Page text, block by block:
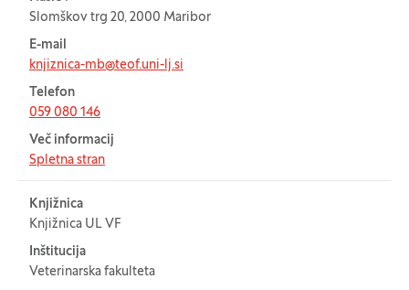
Slomškov trg 20, 2000 Maribor
E-mail
knjiznica-mb@teof.uni-lj.si
Telefon
059 080 146
Več informacij
Spletna stran
Knjižnica
Knjižnica UL VF
Inštitucija
Veterinarska fakulteta